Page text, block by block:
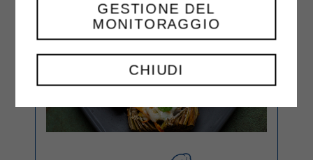
CHIUDI
GESTIONE DEL
MONITORAGGIO